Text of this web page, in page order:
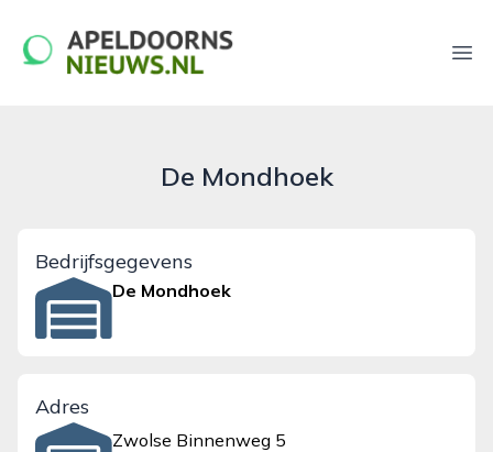
apeldoornsnieuws.nl
De Mondhoek
Bedrijfsgegevens
De Mondhoek
Adres
Zwolse Binnenweg 5